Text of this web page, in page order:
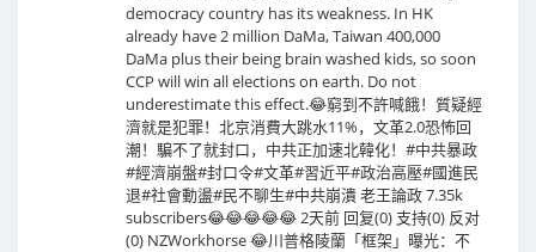
democracy country has its weakness. In HK
already have 2 million DaMa, Taiwan 400,000
DaMa plus their being brain washed kids, so soon
CCP will win all elections on earth. Do not
underestimate this effect.😂窮到不許喊餓！質疑經
濟就是犯罪！北京消費大跳水11%，文革2.0恐怖回
潮！騙不了就封口，中共正加速北韓化！#中共暴政
#經濟崩盤#封口令#文革#習近平#政治高壓#國進民
退#社會動盪#民不聊生#中共崩潰 老王論政 7.35k
subscribers😂😂😂😂😂 2天前 回复(0) 支持(0) 反对
(0) NZWorkhorse 😂川普格陵蘭「框架」曝光：不